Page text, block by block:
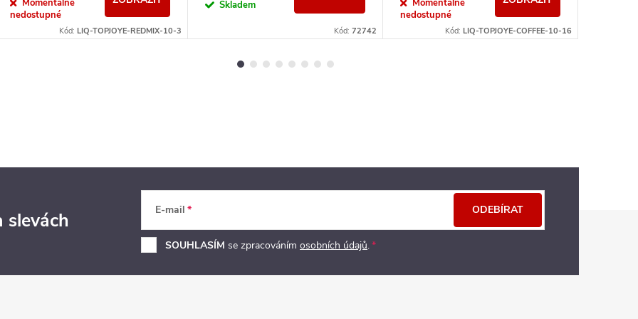
nedostupné
Kód: LIQ-TOPJOYE-REDMIX-10-3
Skladem
Kód: 72742
nedostupné
Kód: LIQ-TOPJOYE-COFFEE-10-16
slevách E-mail
SOUHLASÍM se zpracováním osobních údajů.
ODEBÍRAT